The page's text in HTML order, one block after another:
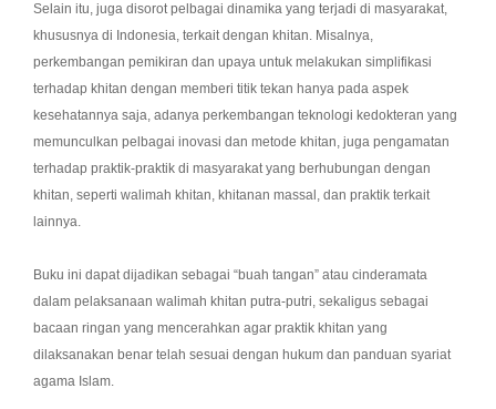
Selain itu, juga disorot pelbagai dinamika yang terjadi di masyarakat,
khususnya di Indonesia, terkait dengan khitan. Misalnya,
perkembangan pemikiran dan upaya untuk melakukan simplifikasi
terhadap khitan dengan memberi titik tekan hanya pada aspek
kesehatannya saja, adanya perkembangan teknologi kedokteran yang
memunculkan pelbagai inovasi dan metode khitan, juga pengamatan
terhadap praktik-praktik di masyarakat yang berhubungan dengan
khitan, seperti walimah khitan, khitanan massal, dan praktik terkait
lainnya.
Buku ini dapat dijadikan sebagai “buah tangan” atau cinderamata
dalam pelaksanaan walimah khitan putra-putri, sekaligus sebagai
bacaan ringan yang mencerahkan agar praktik khitan yang
dilaksanakan benar telah sesuai dengan hukum dan panduan syariat
agama Islam.